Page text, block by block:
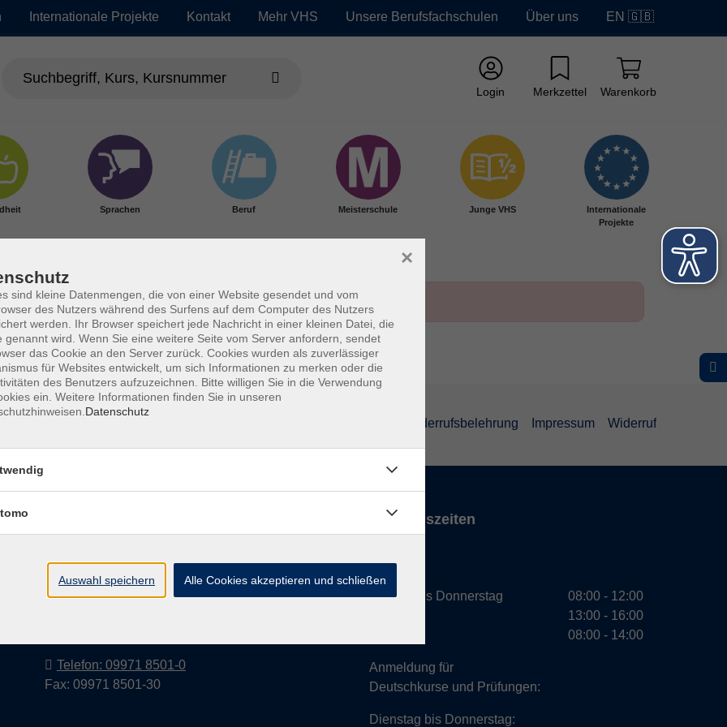
Internationale Projekte Kontakt Mehr VHS Unsere Berufsfachschulen Über uns EN 🇬🇧
Login Merkzettel Warenkorb
Sprachen Beruf Meisterschule Junge VHS
Internationale
Projekte
Widerrufsbelehrung Impressum Widerruf
e.V.
Pfarrer-Seidl-Str. 1
93413 Cham
Telefon: 09971 8501-0
Fax: 09971 8501-30
Öffnungszeiten
VHS
Montag bis Donnerstag
Anmeldung für
Deutschkurse und Prüfungen:
Dienstag bis Donnerstag:
08:00 - 12:00
13:00 - 16:00
08:00 - 14:00
sind kleine Datenmengen, die von einer Website gesendet und vom
des Nutzers während des Surfens auf dem Computer des Nutzers
werden. Ihr Browser speichert jede Nachricht in einer kleinen Datei, die
genannt wird. Wenn Sie eine weitere Seite vom Server anfordern, sendet
das Cookie an den Server zurück. Cookies wurden als zuverlässiger
für Websites entwickelt, um sich Informationen zu merken oder die
des Benutzers aufzuzeichnen. Bitte willigen Sie in die Verwendung
ein. Weitere Informationen finden Sie in unseren
Datenschutz
×
Auswahl speichern Alle Cookies akzeptieren und schließen